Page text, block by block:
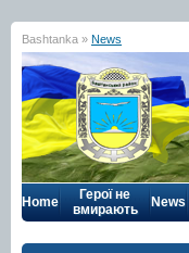
Bashtanka » News
Home
Герої не
вмирають
News